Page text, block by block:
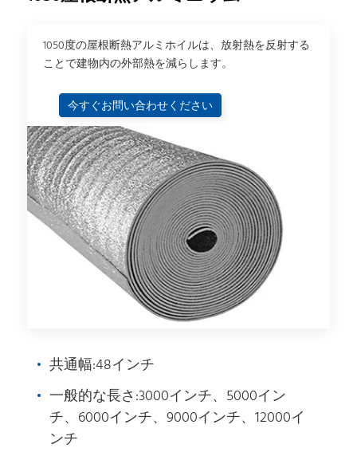
1050度の屋根断熱アルミホイルは、放射熱を反射する
ことで建物内の外部熱を減らします。
今すぐお問い合わせください
共通幅:48インチ
一般的な長さ:3000インチ、5000イン
チ、6000インチ、9000インチ、12000イ
ンチ